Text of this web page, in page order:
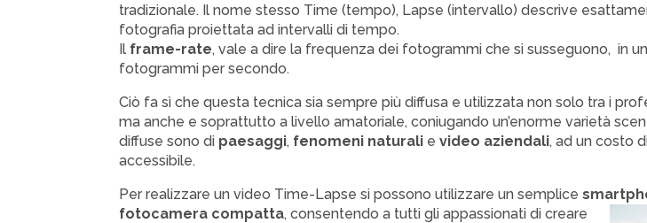
tradizionale. Il nome stesso Time (tempo), Lapse (intervallo) descrive
fotografia proiettata ad intervalli di tempo.
Il frame-rate, vale a dire la frequenza dei fotogrammi che si susseguono, in
fotogrammi per secondo.
Ciò fa sì che questa tecnica sia sempre più diffusa e utilizzata non solo tra i
ma anche e soprattutto a livello amatoriale, coniugando un’enorme varietà
diffuse sono di paesaggi, fenomeni naturali evideo aziendali, ad un costo
accessibile.
Per realizzare un video Time-Lapse si possono utilizzare un semplice
fotocamera compatta, consentendo a tutti gli appassionati di creare